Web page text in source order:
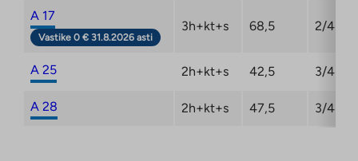
A 17
Vastike 0 € 31.8.2026 asti
3h+kt+s 68,5 2/4
A 25 2h+kt+s 42,5 3/4
A 28 2h+kt+s 47,5 3/4